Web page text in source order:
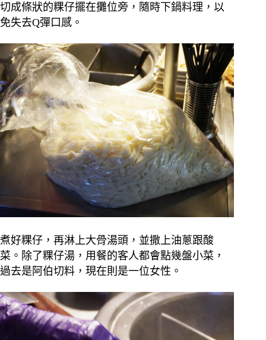
切成條狀的粿仔擺在攤位旁，隨時下鍋料理，以
免失去Q彈口感。
煮好粿仔，再淋上大骨湯頭，並撒上油蔥跟酸
菜。除了粿仔湯，用餐的客人都會點幾盤小菜，
過去是阿伯切料，現在則是一位女性。